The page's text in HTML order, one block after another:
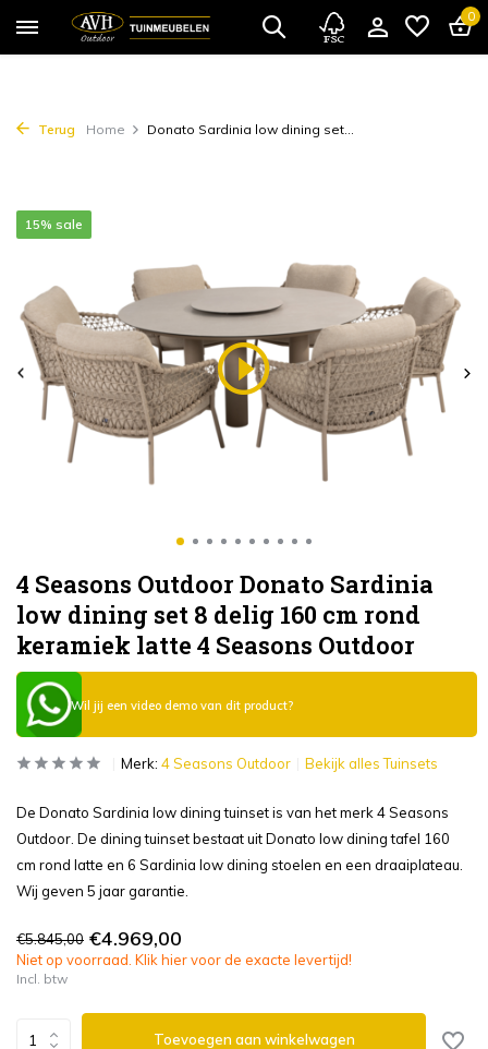
0
Terug Home Donato Sardinia low dining set...
4 Seasons Outdoor Donato Sardinia
low dining set 8 delig 160 cm rond
keramiek latte 4 Seasons Outdoor
15% sale
Wil jij een video demo van dit product?
Merk: 4 Seasons Outdoor Bekijk alles Tuinsets
De Donato Sardinia low dining tuinset is van het merk 4 Seasons
Outdoor. De dining tuinset bestaat uit Donato low dining tafel 160
cm rond latte en 6 Sardinia low dining stoelen en een draaiplateau.
Wij geven 5 jaar garantie.
€5.845,00 €4.969,00
Niet op voorraad. Klik hier voor de exacte levertijd!
Incl. btw
Toevoegen aan winkelwagen